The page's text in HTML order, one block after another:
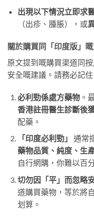
出現以下情況立即求
（出疹、腫脹），或
關於購買同「印度版」
原文提到嘅購買渠道同
安全嘅建議。請務必記住
必利勁係處方藥物。
香港註冊醫生診斷後
配藥。
「印度必利勁」
通常
藥物品質、純度、生
自行網購，你難以百
切勿因「平」而忽略
道購買藥物，等於將
划算。